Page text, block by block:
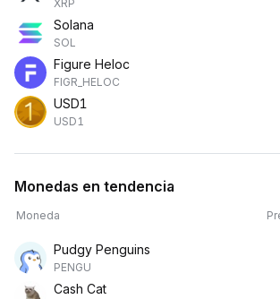
XRP
Solana
SOL
Figure Heloc
FIGR_HELOC
USD1
USD1
Monedas en tendencia
Moneda
Pudgy Penguins
PENGU
Cash Cat